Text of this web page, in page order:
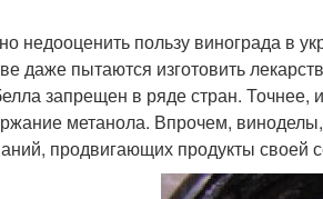
недооценить пользу винограда в
даже пытаются изготовить
запрещен в ряде стран. Точнее,
метанола. Впрочем,
продвигающих продукты своей